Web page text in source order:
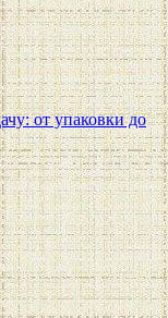
от упаковки до